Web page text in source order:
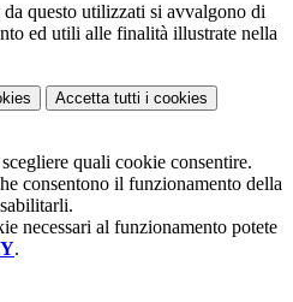
questo utilizzati si avvalgono di
ed utili alle finalità illustrate nella
Accetta tutti i cookies
quali cookie consentire.
consentono il funzionamento della
necessari al funzionamento potete
.